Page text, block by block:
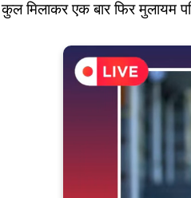
कुल मिलाकर एक बार फिर मुलायम